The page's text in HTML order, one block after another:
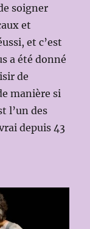
soigner
et
et c’est
a été donné
de
manière si
l’un des
depuis 43